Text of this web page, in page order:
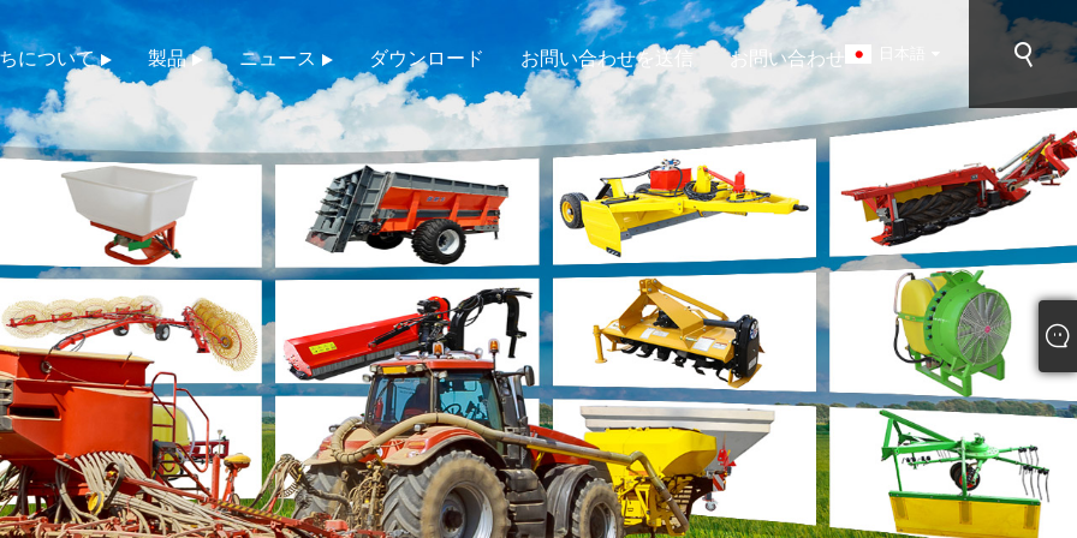
について 製品 ニュース ダウンロード お問い合わせを送信 お問い合わせ